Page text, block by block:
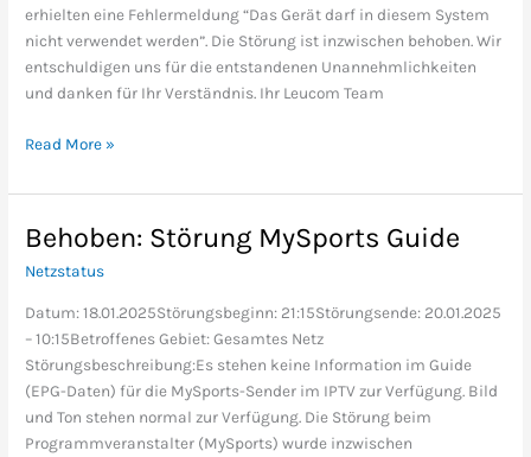
erhielten eine Fehlermeldung “Das Gerät darf in diesem System
nicht verwendet werden”. Die Störung ist inzwischen behoben. Wir
entschuldigen uns für die entstandenen Unannehmlichkeiten
und danken für Ihr Verständnis. Ihr Leucom Team
Read More »
Behoben: Störung MySports Guide
Netzstatus
Datum: 18.01.2025Störungsbeginn: 21:15Störungsende: 20.01.2025
– 10:15Betroffenes Gebiet: Gesamtes Netz
Störungsbeschreibung:Es stehen keine Information im Guide
(EPG-Daten) für die MySports-Sender im IPTV zur Verfügung. Bild
und Ton stehen normal zur Verfügung. Die Störung beim
Programmveranstalter (MySports) wurde inzwischen
Behoben:
MySports
Guide